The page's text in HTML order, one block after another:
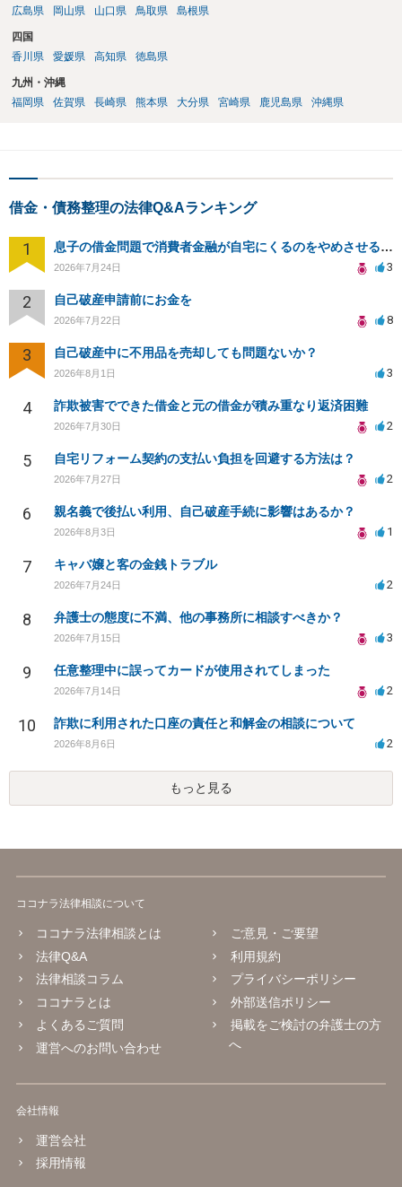
広島県
岡山県 山口県 鳥取県 島根県
四国
香川県
愛媛県 高知県 徳島県
九州・沖縄
福岡県
佐賀県 長崎県 熊本県 大分県 宮崎県 鹿児島県 沖縄県
借金・債務整理の法律Q&Aランキング
1 息子の借金問題で消費者金融が自宅にくるのをやめさせる方法はないですか？
2026年7月24日 3
2 自己破産申請前にお金を
2026年7月22日 8
3 自己破産中に不用品を売却しても問題ないか？
2026年8月1日 3
4 詐欺被害でできた借金と元の借金が積み重なり返済困難
2026年7月30日 2
5 自宅リフォーム契約の支払い負担を回避する方法は？
2026年7月27日 2
6 親名義で後払い利用、自己破産手続に影響はあるか？
2026年8月3日 1
7 キャバ嬢と客の金銭トラブル
2026年7月24日 2
8 弁護士の態度に不満、他の事務所に相談すべきか？
2026年7月15日 3
9 任意整理中に誤ってカードが使用されてしまった
2026年7月14日 2
10 詐欺に利用された口座の責任と和解金の相談について
2026年8月6日 2
もっと見る
ココナラ法律相談について
ココナラ法律相談とは
法律Q&A
法律相談コラム
ココナラとは
よくあるご質問
運営へのお問い合わせ
ご意見・ご要望
利用規約
プライバシーポリシー
外部送信ポリシー
掲載をご検討の弁護士の方
へ
会社情報
運営会社
採用情報